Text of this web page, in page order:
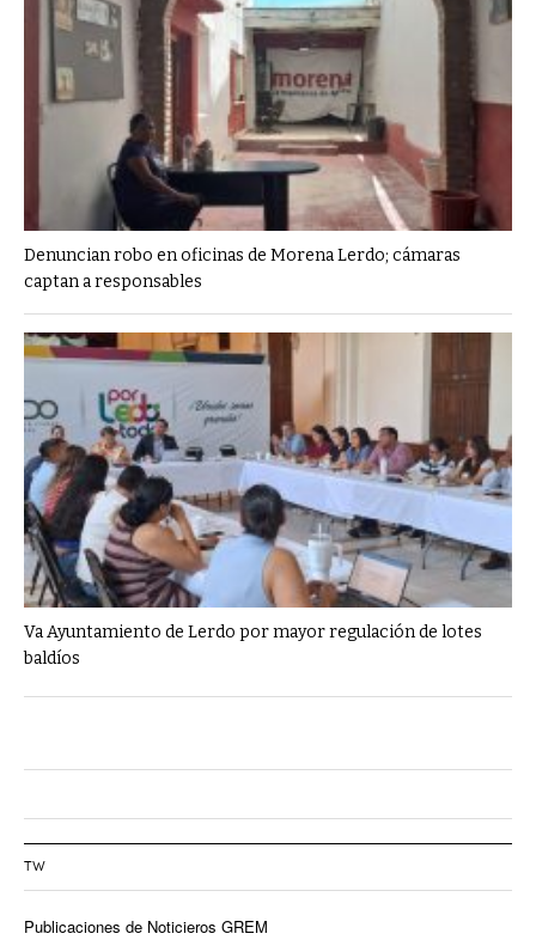
Denuncian robo en oficinas de Morena Lerdo; cámaras
captan a responsables
Va Ayuntamiento de Lerdo por mayor regulación de lotes
baldíos
TW
Publicaciones de Noticieros GREM